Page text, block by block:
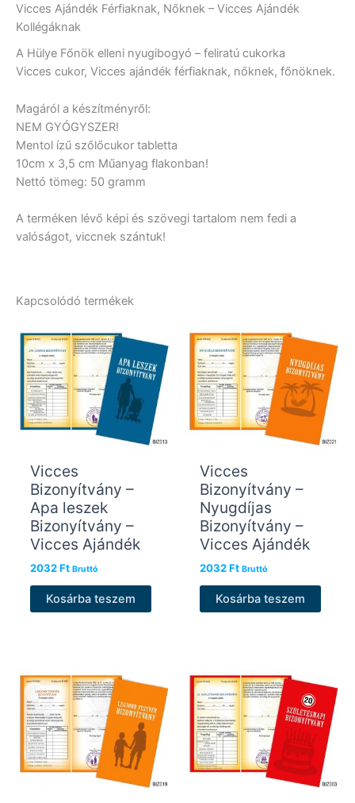
Vicces Ajándék Férfiaknak, Nőknek – Vicces Ajándék
Kollégáknak
A Hülye Főnök elleni nyugibogyó – feliratú cukorka
Vicces cukor, Vicces ajándék férfiaknak, nőknek, főnöknek.
Magáról a készítményről:
NEM GYÓGYSZER!
Mentol ízű szőlőcukor tabletta
10cm x 3,5 cm Műanyag flakonban!
Nettó tömeg: 50 gramm
A terméken lévő képi és szövegi tartalom nem fedi a
valóságot, viccnek szántuk!
Kapcsolódó termékek
Vicces
Bizonyítvány –
Apa leszek
Bizonyítvány –
Vicces Ajándék
2032Ft Bruttó
Kosárba teszem
Vicces
Bizonyítvány –
Nyugdíjas
Bizonyítvány –
Vicces Ajándék
2032Ft Bruttó
Kosárba teszem